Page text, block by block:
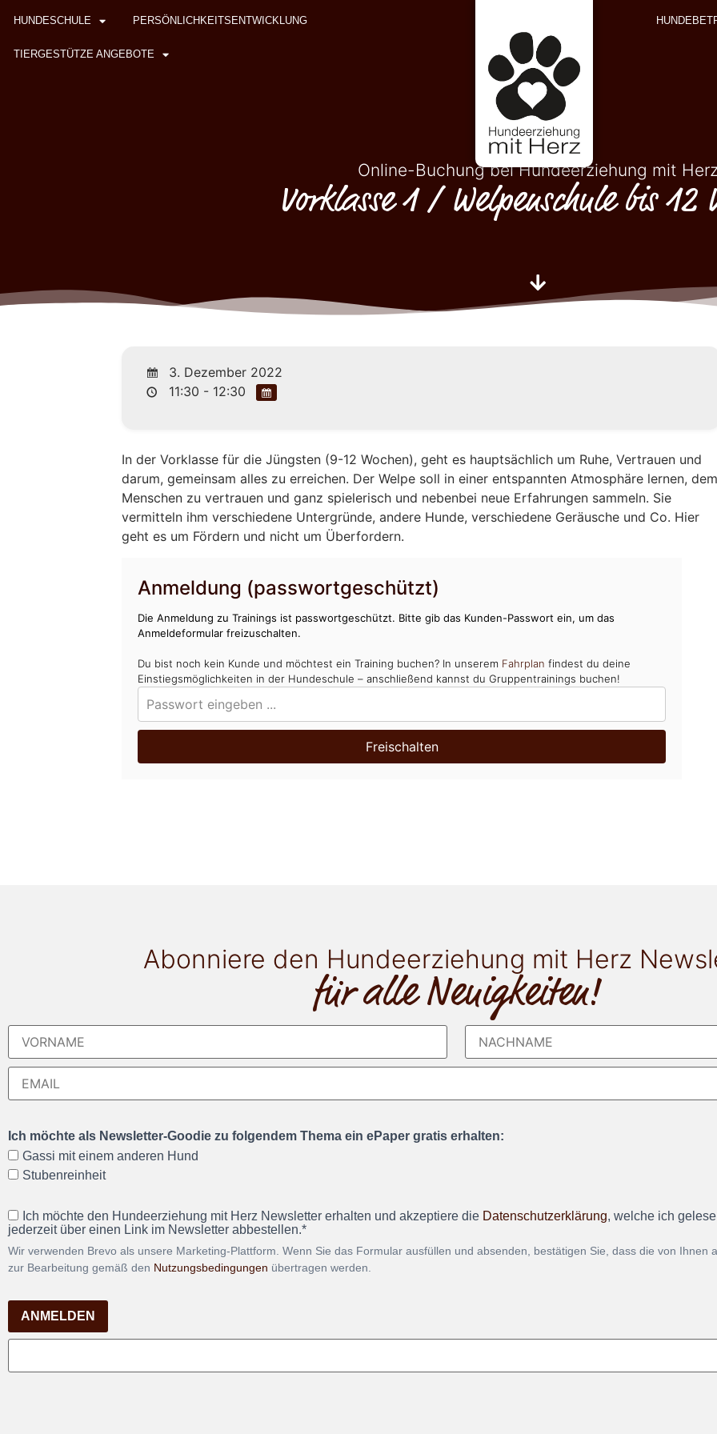
HUNDESCHULE PERSÖNLICHKEITSENTWICKLUNG
TIERGESTÜTZE ANGEBOTE
Online-Buchung bei Hundeerziehung mit
Vorklasse 1 / Welpenschule bis 12
3. Dezember 2022
11:30 - 12:30
In der Vorklasse für die Jüngsten (9-12 Wochen), geht es hauptsächlich um Ruhe, Vertrauen und
darum, gemeinsam alles zu erreichen. Der Welpe soll in einer entspannten Atmosphäre lernen,
Menschen zu vertrauen und ganz spielerisch und nebenbei neue Erfahrungen sammeln. Sie
vermitteln ihm verschiedene Untergründe, andere Hunde, verschiedene Geräusche und Co. Hier
geht es um Fördern und nicht um Überfordern.
Anmeldung (passwortgeschützt)
Die Anmeldung zu Trainings ist passwortgeschützt. Bitte gib das Kunden-Passwort ein, um das
Anmeldeformular freizuschalten.
Du bist noch kein Kunde und möchtest ein Training buchen? In unserem Fahrplan findest du deine
Einstiegsmöglichkeiten in der Hundeschule – anschließend kannst du Gruppentrainings buchen!
Freischalten
Abonniere den Hundeerziehung mit Herz
für alle Neuigkeiten!
Ich möchte als Newsletter-Goodie zu folgendem Thema ein ePaper gratis erhalten:
Gassi mit einem anderen Hund
Stubenreinheit
Ich möchte den Hundeerziehung mit Herz Newsletter erhalten und akzeptiere die Datenschutzerklärung, welche ich
jederzeit über einen Link im Newsletter abbestellen.*
Wir verwenden Brevo als unsere Marketing-Plattform. Wenn Sie das Formular ausfüllen und absenden, bestätigen Sie, dass die von Ihnen
zur Bearbeitung gemäß den Nutzungsbedingungen übertragen werden.
ANMELDEN